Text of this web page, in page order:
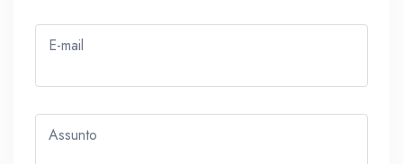
E-mail
Assunto